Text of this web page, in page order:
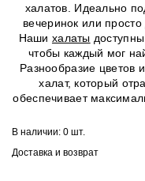
халатов. Идеально
вечеринок или
Наши халаты
чтобы каждый мог
Разнообразие цветов
халат, который
обеспечивает
В наличии: 0 шт.
Доставка и возврат